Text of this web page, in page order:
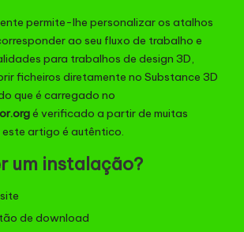
permite-lhe personalizar os atalhos
ao seu fluxo de trabalho e
para trabalhos de design 3D,
ficheiros diretamente no Substance 3D
que é carregado no
é verificado a partir de muitas
artigo é autêntico.
um instalação?
de download